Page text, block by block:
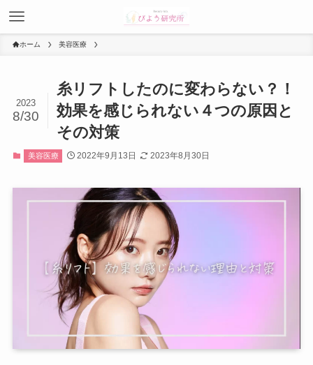
ホーム 美容医療
糸リフトしたのに変わらない？！
効果を感じられない４つの原因と
その対策
2023
8/30
美容医療 2022年9月13日 2023年8月30日